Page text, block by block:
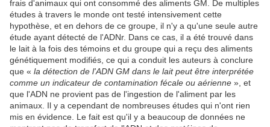
frais d'animaux qui ont consommé des aliments GM. De multiples
études à travers le monde ont testé intensivement cette
hypothèse, et en dehors de ce groupe, il n'y a qu'une seule autre
étude ayant détecté de l'ADNr. Dans ce cas, il a été trouvé dans
le lait à la fois des témoins et du groupe qui a reçu des aliments
génétiquement modifiés, ce qui a conduit les auteurs à conclure
que « la détection de l'ADN GM dans le lait peut être interprétée
comme un indicateur de contamination fécale ou aérienne », et
que l'ADN ne provient pas de l'ingestion de l'aliment par les
animaux. Il y a cependant de nombreuses études qui n'ont rien
mis en évidence. Le fait est qu'il y a beaucoup de données ne